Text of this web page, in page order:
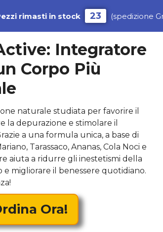
rimasti in stock 23 (spedizione
Integratore
Corpo Più
naturale studiata per favorire il
la depurazione e stimolare il
a una formula unica, a base di
Tarassaco, Ananas, Cola Noci e
aiuta a ridurre gli inestetismi della
migliorare il benessere quotidiano.
Ora!